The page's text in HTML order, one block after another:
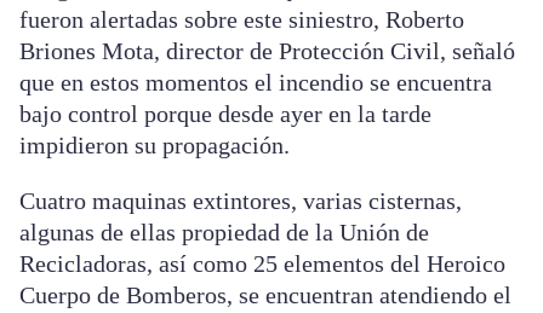
fueron alertadas sobre este siniestro, Roberto
Briones Mota, director de Protección Civil, señaló
que en estos momentos el incendio se encuentra
bajo control porque desde ayer en la tarde
impidieron su propagación.
Cuatro maquinas extintores, varias cisternas,
algunas de ellas propiedad de la Unión de
Recicladoras, así como 25 elementos del Heroico
Cuerpo de Bomberos, se encuentran atendiendo el